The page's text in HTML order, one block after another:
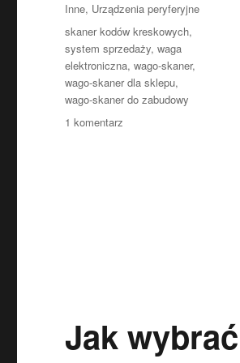
Kategorie
Inne, Urządzenia peryferyjne
Tagi
skaner kodów kreskowych,
system sprzedaży,waga
elektroniczna,wago-skaner,
wago-skaner dla sklepu,
wago-skaner do zabudowy
1 komentarz
Jak